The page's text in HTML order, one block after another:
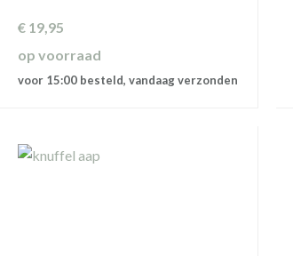
€ 19,95
op voorraad
voor 15:00 besteld, vandaag verzonden